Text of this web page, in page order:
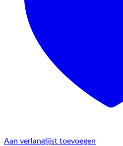
Aan verlanglijst toevoegen